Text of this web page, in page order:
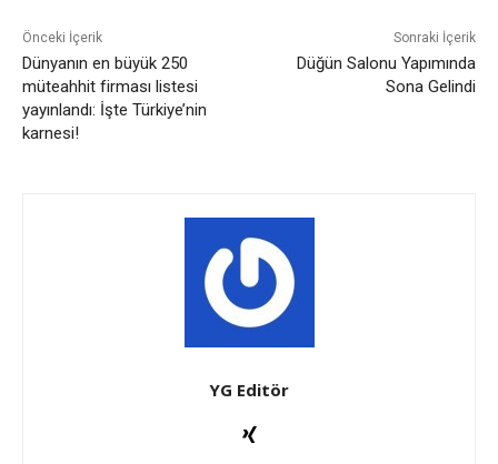
Önceki İçerik
Dünyanın en büyük 250
müteahhit firması listesi
yayınlandı: İşte Türkiye’nin
karnesi!
Sonraki İçerik
Düğün Salonu Yapımında
Sona Gelindi
YG Editör